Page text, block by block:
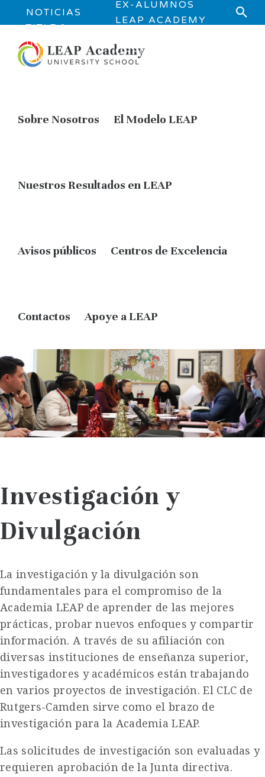
NOTICIAS
TITLE 1
INFORMATI
ON
EX-ALUMNOS
LEAP ACADEMY
OPPORTUNITIES
Sobre Nosotros El Modelo LEAP
Nuestros Resultados en LEAP
Avisos públicos Centros de Excelencia
Contactos Apoye a LEAP
Investigación y
Divulgación
La investigación y la divulgación son
fundamentales para el compromiso de la
Academia LEAP de aprender de las mejores
prácticas, probar nuevos enfoques y compartir
información. A través de su afiliación con
diversas instituciones de enseñanza superior,
investigadores y académicos están trabajando
en varios proyectos de investigación. El CLC de
Rutgers-Camden sirve como el brazo de
investigación para la Academia LEAP.
Las solicitudes de investigación son evaluadas y
requieren aprobación de la Junta directiva.